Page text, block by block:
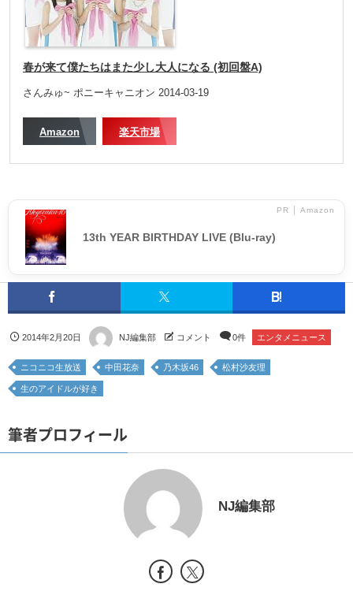
春が来て僕たちはまた少し大人になる (初回盤A)
さんみゅ~ ポニーキャニオン 2014-03-19
Amazon 楽天市場
PR │ Amazon
13th YEAR BIRTHDAY LIVE (Blu-ray)
2014年2月20日 NJ編集部 コメント 0件 エンタメニュース
ニコニコ生放送 中田花奈 乃木坂46 松村沙友理
生のアイドルが好き
筆者プロフィール
NJ編集部